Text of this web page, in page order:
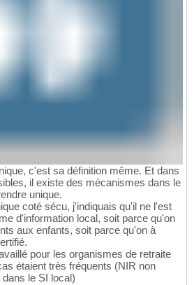
c'est sa définition même. Et dans
il existe des mécanismes dans le
unique.
coté sécu, j'indiquais qu'il ne l'est
d'information local, soit parce qu'on
aux enfants, soit parce qu'on à
pour les organismes de retraite
étaient très fréquents (NIR non
le SI local)